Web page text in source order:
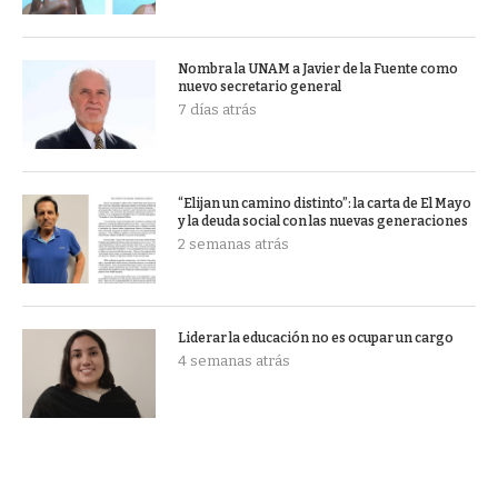
Nombra la UNAM a Javier de la Fuente como
nuevo secretario general
7 días atrás
“Elijan un camino distinto”: la carta de El Mayo
y la deuda social con las nuevas generaciones
2 semanas atrás
Liderar la educación no es ocupar un cargo
4 semanas atrás